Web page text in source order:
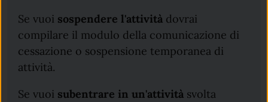
Se vuoi sospendere l'attività dovrai
compilare il modulo della comunicazione di
cessazione o sospensione temporanea di
attività.
Se vuoi subentrare in un'attività svolta